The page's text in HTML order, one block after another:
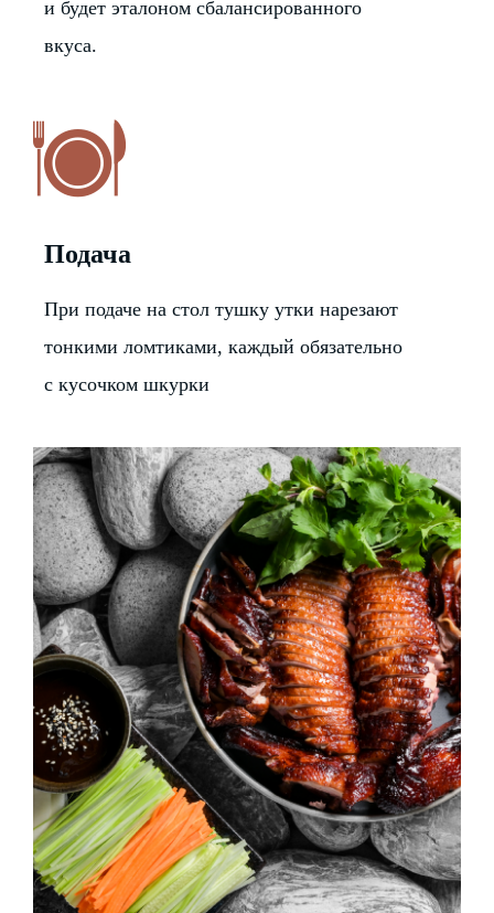
и будет эталоном сбалансированного
вкуса.
Подача
При подаче на стол тушку утки нарезают
тонкими ломтиками, каждый обязательно
с кусочком шкурки